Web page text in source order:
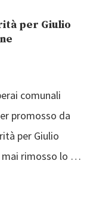
per Giulio
comunali
promosso da
per Giulio
mai rimosso lo …